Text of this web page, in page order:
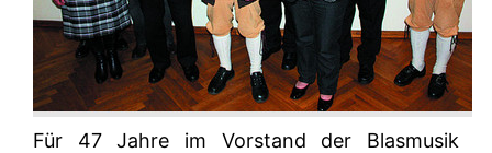
Für 47 Jahre im Vorstand der Blasmusik